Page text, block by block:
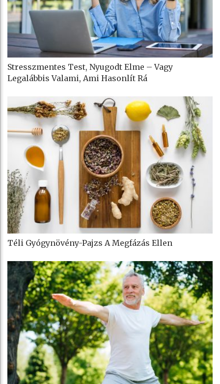
Stresszmentes Test, Nyugodt Elme – Vagy
Legalábbis Valami, Ami Hasonlít Rá
Téli Gyógynövény-Pajzs A Megfázás Ellen